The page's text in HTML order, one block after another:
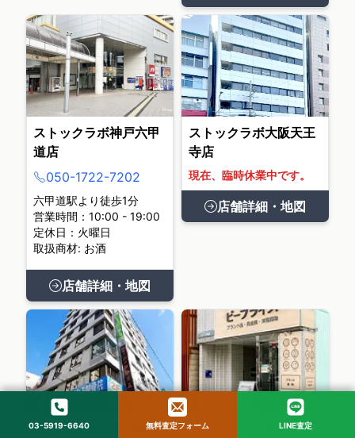
ストックラボ神戸六甲
道店
050-1722-7202
六甲道駅より徒歩1分
営業時間：10:00 - 19:00
定休日：火曜日
取扱商材: お酒
店舗詳細・地図
ストックラボ大阪天王
寺店
現在、臨時休業中です。
店舗詳細・地図
ストックラボ東大阪布 ストックラボ谷町九丁
03-5919-6640 無料査定フォーム LINE査定